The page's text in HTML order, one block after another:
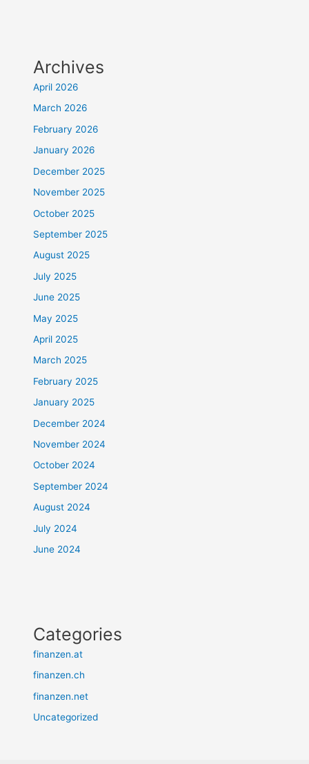
Archives
April 2026
March 2026
February 2026
January 2026
December 2025
November 2025
October 2025
September 2025
August 2025
July 2025
June 2025
May 2025
April 2025
March 2025
February 2025
January 2025
December 2024
November 2024
October 2024
September 2024
August 2024
July 2024
June 2024
Categories
finanzen.at
finanzen.ch
finanzen.net
Uncategorized